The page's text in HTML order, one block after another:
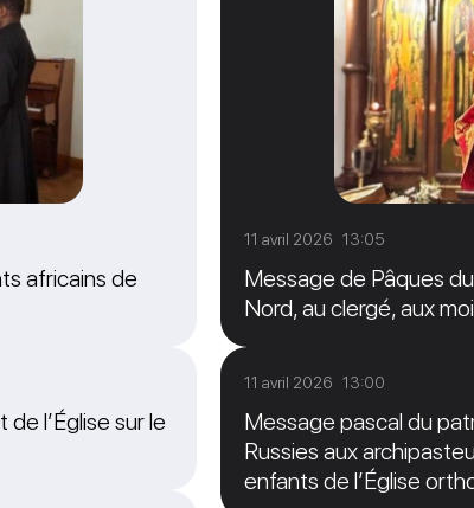
africains de
l’Église sur le
11 avril 2026 13:05
Message de Pâques
Nord, au clergé, aux
11 avril 2026 13:00
Message pascal du
Russies aux
enfants de l’Église